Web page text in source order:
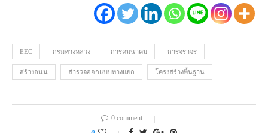
EEC กรมทางหลวง การคมนาคม การจราจร
สร้างถนน สำรวจออกแบบทางแยก โครงสร้างพื้นฐาน
0 comment